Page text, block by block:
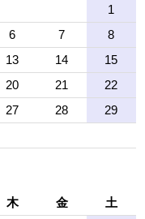
1
6 7
8
13 14
15
20 21
22
27 28
29
木 金
土